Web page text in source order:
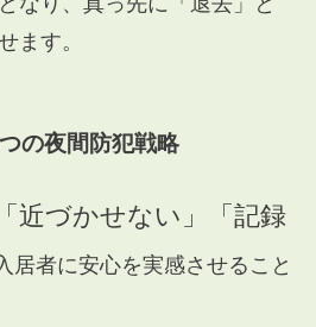
ます。
の夜間防犯戦略
近づかせない」「記録
居者に安心を実感させること